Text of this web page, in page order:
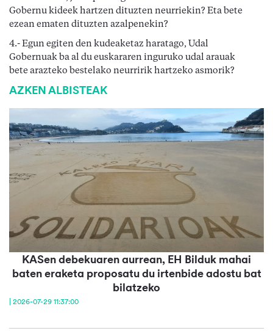
Gobernu kideek hartzen dituzten neurriekin? Eta bete
ezean ematen dituzten azalpenekin?
4.- Egun egiten den kudeaketaz haratago, Udal
Gobernuak ba al du euskararen inguruko udal arauak
bete arazteko bestelako neurririk hartzeko asmorik?
AZKEN ALBISTEAK
KASen debekuaren aurrean, EH Bilduk mahai
baten eraketa proposatu du irtenbide adostu bat
bilatzeko
| 2026-07-29 11:37:00